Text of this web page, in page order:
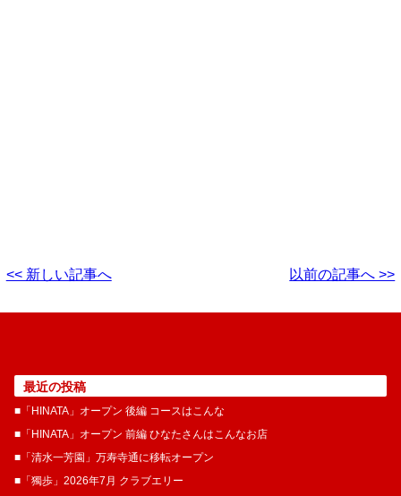
<< 新しい記事へ 以前の記事へ >>
最近の投稿
■「HINATA」オープン 後編 コースはこんな
■「HINATA」オープン 前編 ひなたさんはこんなお店
■「清水一芳園」万寿寺通に移転オープン
■「獨歩」2026年7月 クラブエリー